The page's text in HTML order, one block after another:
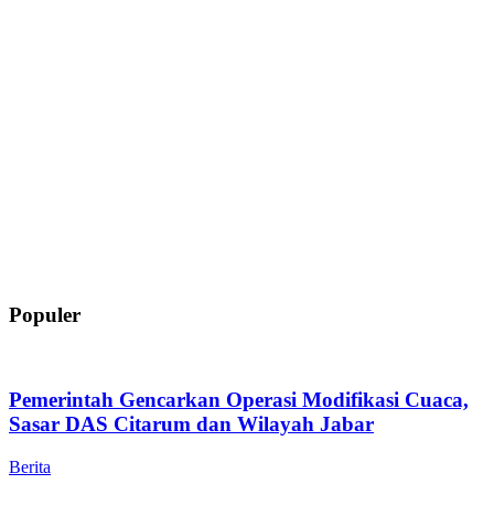
Populer
Pemerintah Gencarkan Operasi Modifikasi Cuaca,
Sasar DAS Citarum dan Wilayah Jabar
Berita